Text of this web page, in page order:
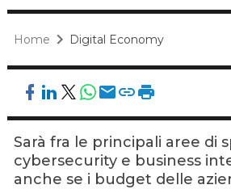
Home Digital Economy
Sarà fra le principali aree di
cybersecurity e business
anche se i budget delle